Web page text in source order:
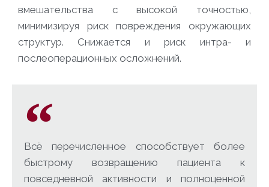
вмешательства с высокой точностью,
минимизируя риск повреждения окружающих
структур. Снижается и риск интра- и
послеоперационных осложнений.
Всё перечисленное способствует более
быстрому возвращению пациента к
повседневной активности и полноценной